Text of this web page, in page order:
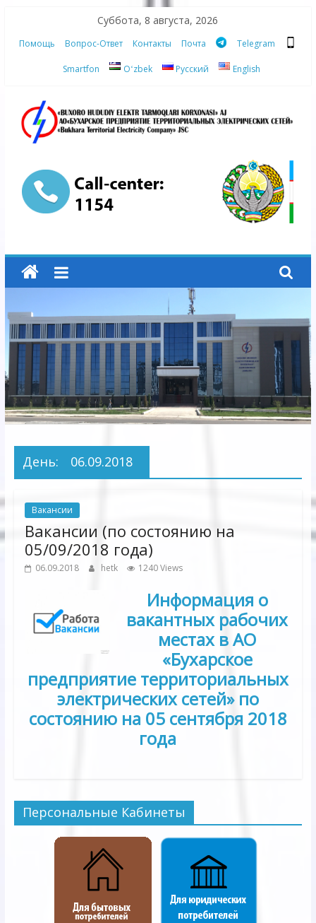
content
Суббота, 8 августа, 2026
Помощь Вопрос-Ответ Контакты Почта Telegram
Smartfon Oʻzbek Русский English
АО
"Бухарское
Предприятие
Территориальных
Электрических
сетей"
АО
"Бухарское
Электрических
День: 06.09.2018
Вакансии
Вакансии (по состоянию на
05/09/2018 года)
06.09.2018 hetk 1240 Views
Информация о
вакантных рабочих
местах в АО
«Бухарское
предприятие территориальных
электрических сетей» по
состоянию на 05 сентября 2018
года
Персональные Кабинеты